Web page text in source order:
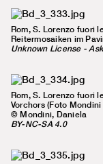
Rom, S. Lorenzo fuori
Reitermosaiken im
Unknown License -
Rom, S. Lorenzo fuori
Vorchors (Foto Mondini
© Mondini, Daniela
BY-NC-SA 4.0